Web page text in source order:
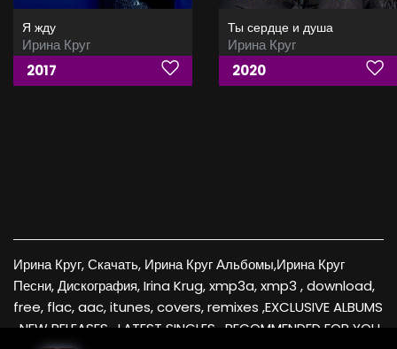
Я жду
Ирина Круг
2017
Ты сердце и душа
Ирина Круг
2020
Ирина Круг, Скачать, Ирина Круг Альбомы,Ирина Круг
Песни, Дискография, Irina Krug, xmp3a, xmp3 , download,
free, flac, aac, itunes, covers, remixes ,EXCLUSIVE ALBUMS
, NEW RELEASES , LATEST SINGLES , RECOMMENDED FOR YOU